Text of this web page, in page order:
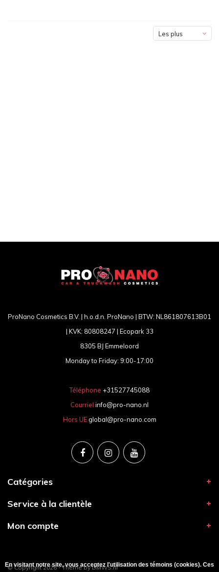
Les plus
ProNano Cosmetics B.V. | h.o.d.n. ProNano | BTW: NL861807613B01
| KVK: 80808247 | Ecopark 33
8305 BJ Emmeloord
Monday to Friday: 9:00-17:00
Téléphone +31527745088
Courriel info@pro-nano.nl
Hors UE global@pro-nano.com
Catégories
Service à la clientèle
Mon compte
© Copyright 2026 - Theme byDMWS.nl
En visitant notre site, vous acceptez l'utilisation des témoins (cookies). Ces